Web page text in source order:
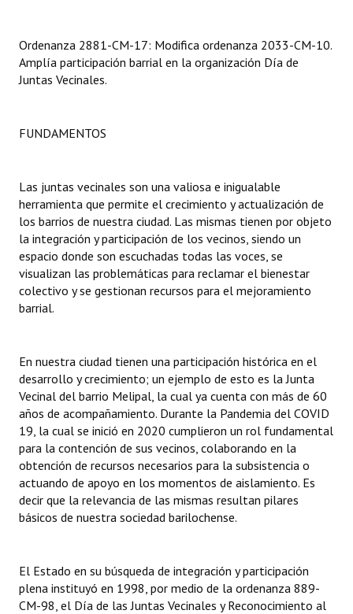
Ejecución Presupuestaria
Actas de Audiencias Públicas
Resoluciones
Resoluciones de Presidencia
INSTITUCIONAL
Antiguos Pobladores
Registros y Distinciones
Datos Históricos
Premio al Mérito - Registro
Audiencias Públicas - Registro
Mujeres que Dejaron Huellas - Registro
Ciudadano Ilustre - Registro
Banca del Vecino - Registro
Ordenanza 2881-CM-17: Modifica ordenanza 2033-CM-10.
Amplía participación barrial en la organización Día de
Juntas Vecinales.
FUNDAMENTOS
Las juntas vecinales son una valiosa e inigualable
herramienta que permite el crecimiento y actualización de
los barrios de nuestra ciudad. Las mismas tienen por objeto
la integración y participación de los vecinos, siendo un
espacio donde son escuchadas todas las voces, se
visualizan las problemáticas para reclamar el bienestar
colectivo y se gestionan recursos para el mejoramiento
barrial.
En nuestra ciudad tienen una participación histórica en el
desarrollo y crecimiento; un ejemplo de esto es la Junta
Vecinal del barrio Melipal, la cual ya cuenta con más de 60
años de acompañamiento. Durante la Pandemia del COVID
19, la cual se inició en 2020 cumplieron un rol fundamental
para la contención de sus vecinos, colaborando en la
obtención de recursos necesarios para la subsistencia o
actuando de apoyo en los momentos de aislamiento. Es
decir que la relevancia de las mismas resultan pilares
básicos de nuestra sociedad barilochense.
El Estado en su búsqueda de integración y participación
plena instituyó en 1998, por medio de la ordenanza 889-
CM-98, el Día de las Juntas Vecinales y Reconocimiento al